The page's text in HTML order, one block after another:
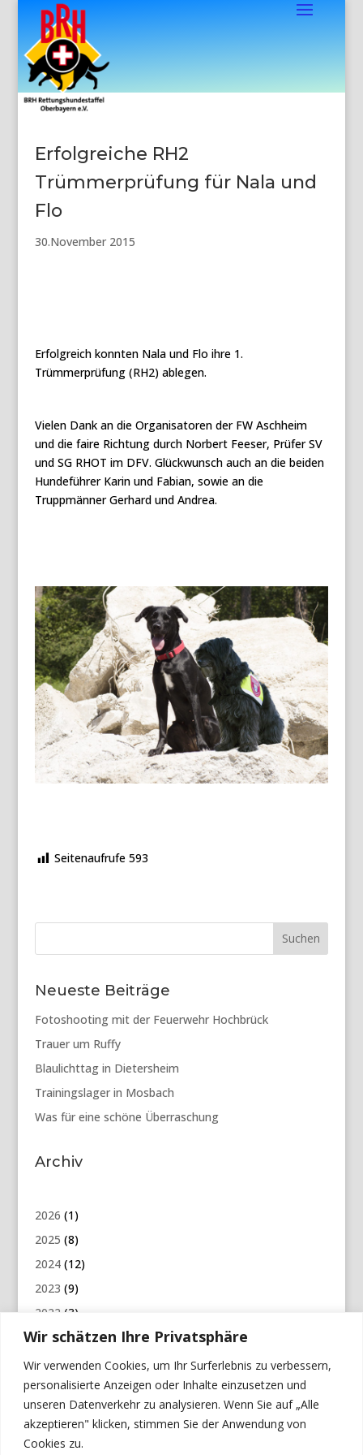
Wir schätzen Ihre Privatsphäre
Wir verwenden Cookies, um Ihr Surferlebnis zu verbessern,
personalisierte Anzeigen oder Inhalte einzusetzen und
unseren Datenverkehr zu analysieren. Wenn Sie auf „Alle
akzeptieren" klicken, stimmen Sie der Anwendung von
Cookies zu.
Erfolgreiche RH2
Trümmerprüfung für Nala und
Flo
30.November 2015
Erfolgreich konnten Nala und Flo ihre 1.
Trümmerprüfung (RH2) ablegen.
Vielen Dank an die Organisatoren der FW Aschheim
und die faire Richtung durch Norbert Feeser, Prüfer SV
und SG RHOT im DFV. Glückwunsch auch an die beiden
Hundeführer Karin und Fabian, sowie an die
Truppmänner Gerhard und Andrea.
Seitenaufrufe 593
Suchen
Neueste Beiträge
Fotoshooting mit der Feuerwehr Hochbrück
Trauer um Ruffy
Blaulichttag in Dietersheim
Trainingslager in Mosbach
Was für eine schöne Überraschung
Archiv
2026 (1)
2025 (8)
2024(12)
2023 (9)
2022 (3)
2021(5)
2020(6)
2019(12)
2018(7)
2017